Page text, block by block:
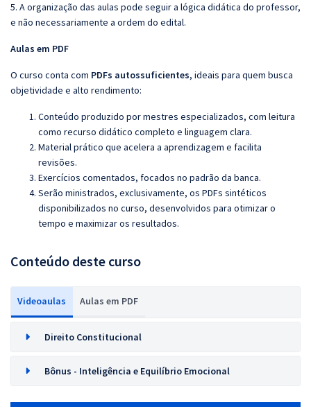
5. A organização das aulas pode seguir a lógica didática do professor,
e não necessariamente a ordem do edital.
Aulas em PDF
O curso conta com PDFs autossuficientes, ideais para quem busca
objetividade e alto rendimento:
Conteúdo produzido por mestres especializados, com leitura
como recurso didático completo e linguagem clara.
Material prático que acelera a aprendizagem e facilita
revisões.
Exercícios comentados, focados no padrão da banca.
Serão ministrados, exclusivamente, os PDFs sintéticos
disponibilizados no curso, desenvolvidos para otimizar o
tempo e maximizar os resultados.
Conteúdo deste curso
Videoaulas Aulas em PDF
Direito Constitucional
Bônus - Inteligência e Equilíbrio Emocional